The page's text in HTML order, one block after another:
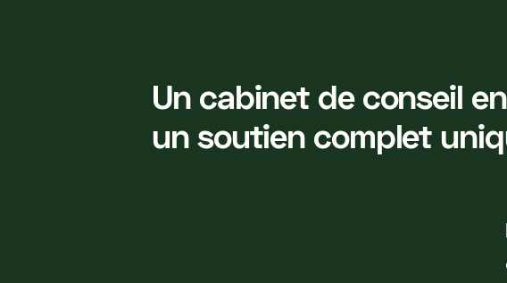
Un cabinet de conseil
un soutien complet